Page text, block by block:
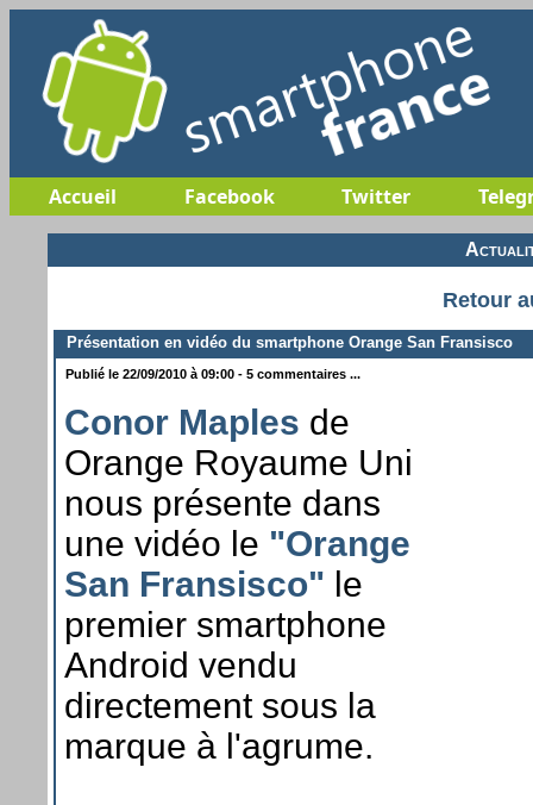
Accueil Facebook Twitter
Retour
Présentation en vidéo du smartphone Orange San Fransisco
Publié le 22/09/2010 à 09:00 - 5 commentaires ...
Conor Maples de
Orange Royaume Uni
nous présente dans
une vidéo le "Orange
San Fransisco" le
premier smartphone
Android vendu
directement sous la
marque à l'agrume.